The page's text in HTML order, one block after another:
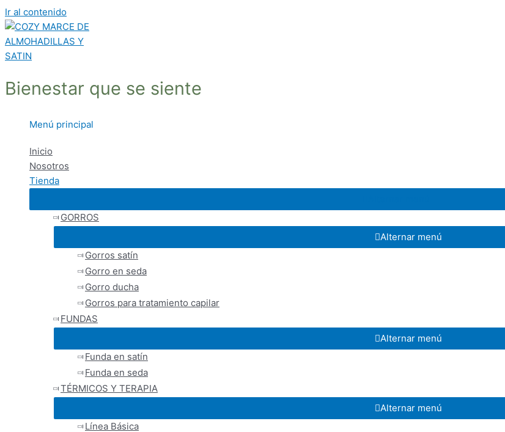
Ir al contenido
Bienestar que se siente
Menú principal
Inicio
Nosotros
Tienda
GORROS
Alternar menú
Gorros satín
Gorro en seda
Gorro ducha
Gorros para tratamiento capilar
FUNDAS
Alternar menú
Funda en satín
Funda en seda
TÉRMICOS Y TERAPIA
Alternar menú
Línea Básica